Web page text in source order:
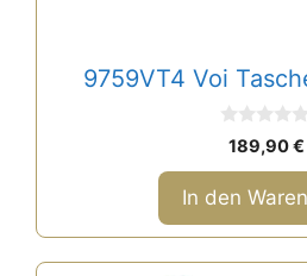
9759VT4 Voi
0
o
5
189,90€
In den